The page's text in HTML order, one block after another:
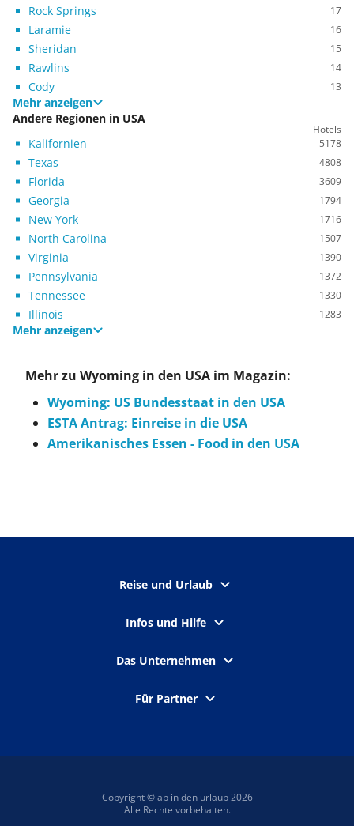
Rock Springs 17
Laramie 16
Sheridan 15
Rawlins 14
Cody 13
Mehr anzeigen
Andere Regionen in USA
Hotels
Kalifornien 5178
Texas 4808
Florida 3609
Georgia 1794
New York 1716
North Carolina 1507
Virginia 1390
Pennsylvania 1372
Tennessee 1330
Illinois 1283
Mehr anzeigen
Mehr zu Wyoming in den USA im Magazin:
Wyoming: US Bundesstaat in den USA
ESTA Antrag: Einreise in die USA
Amerikanisches Essen - Food in den USA
Reise und Urlaub
Infos und Hilfe
Das Unternehmen
Für Partner
Copyright © ab in den urlaub 2026
Alle Rechte vorbehalten.